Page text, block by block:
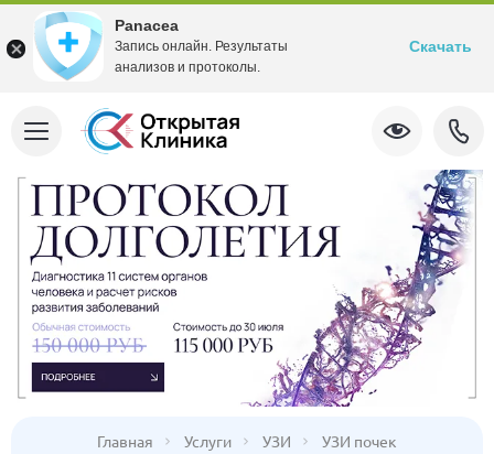
Главная Услуги УЗИ УЗИ почек
Panacea
Запись онлайн. Результаты
анализов и протоколы.
Скачать